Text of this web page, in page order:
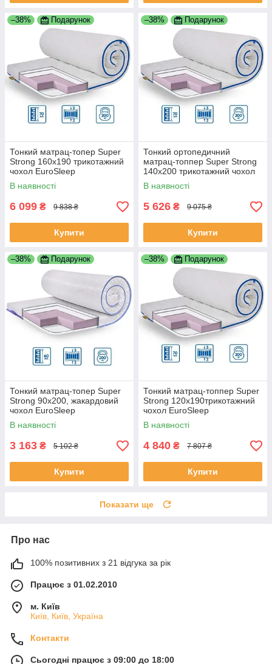
–38% Подарунок
Тонкий матрац-топер Super
Strong 160x190 трикотажний
чохол EuroSleep
В наявності
6 099 ₴ 9 838 ₴
Купити
–38% Подарунок
Тонкий ортопедичний
матрац-топпер Super Strong
140x200 трикотажний чохол
EuroSleep
В наявності
5 626 ₴ 9 075 ₴
Купити
–38% Подарунок
Тонкий матрац-топер Super
Strong 90x200, жакардовий
чохол EuroSleep
В наявності
3 163 ₴ 5 102 ₴
Купити
–38% Подарунок
Тонкий матрац-топпер Super
Strong 120x190трикотажний
чохол EuroSleep
В наявності
4 840 ₴ 7 807 ₴
Купити
Показати ще
Про нас
100% позитивних з 21 відгука за рік
Працює з 01.02.2010
м. Київ
Київ, Київ, Україна
Контакти
Сьогодні працює з 09:00 до 18:00